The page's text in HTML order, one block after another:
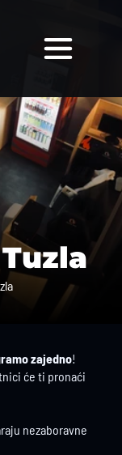
zajedno!
će ti pronaći
nezaboravne